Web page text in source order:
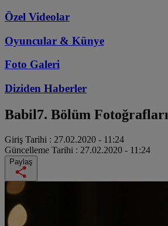
Özel Videolar
Oyuncular & Künye
Foto Galeri
Diziden Haberler
Babil7. Bölüm Fotoğrafları
Giriş Tarihi : 27.02.2020 - 11:24
Güncelleme Tarihi : 27.02.2020 - 11:24
Paylaş